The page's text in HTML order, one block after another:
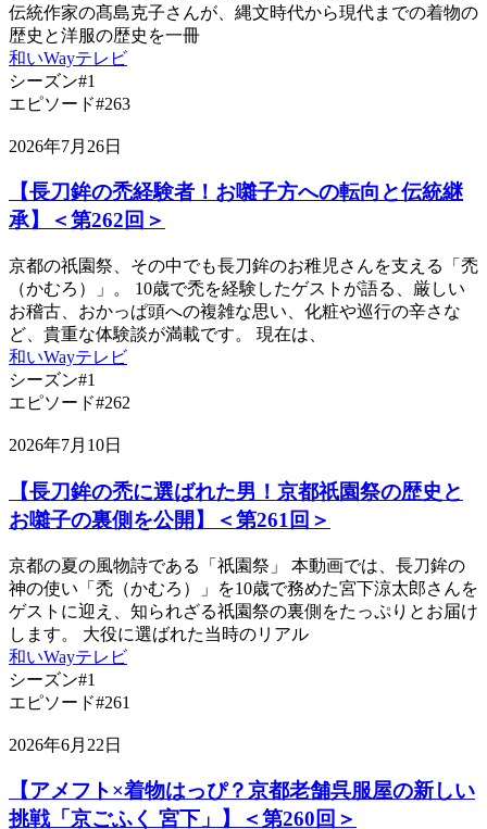
伝統作家の髙島克子さんが、縄文時代から現代までの着物の
歴史と洋服の歴史を一冊
和いWayテレビ
シーズン#1
エピソード#263
2026年7月26日
【長刀鉾の禿経験者！お囃子方への転向と伝統継
承】＜第262回＞
京都の祇園祭、その中でも長刀鉾のお稚児さんを支える「禿
（かむろ）」。 10歳で禿を経験したゲストが語る、厳しい
お稽古、おかっぱ頭への複雑な思い、化粧や巡行の辛さな
ど、貴重な体験談が満載です。 現在は、
和いWayテレビ
シーズン#1
エピソード#262
2026年7月10日
【長刀鉾の禿に選ばれた男！京都祇園祭の歴史と
お囃子の裏側を公開】＜第261回＞
京都の夏の風物詩である「祇園祭」 本動画では、長刀鉾の
神の使い「禿（かむろ）」を10歳で務めた宮下涼太郎さんを
ゲストに迎え、知られざる祇園祭の裏側をたっぷりとお届け
します。 大役に選ばれた当時のリアル
和いWayテレビ
シーズン#1
エピソード#261
2026年6月22日
【アメフト×着物はっぴ？京都老舗呉服屋の新しい
挑戦「京ごふく 宮下」】＜第260回＞